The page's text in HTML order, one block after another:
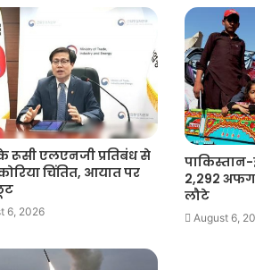
रूसी एलएनजी प्रतिबंध से
चिंतित, आयात पर
6, 2026
2,292
लौटे
August 6,